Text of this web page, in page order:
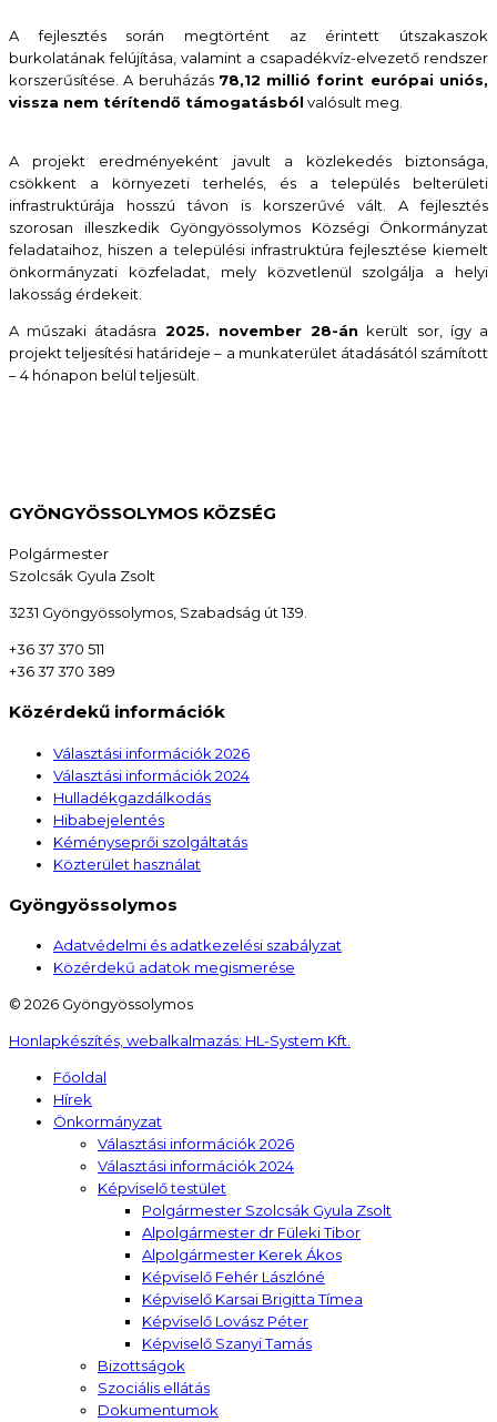
A fejlesztés során megtörtént az érintett útszakaszok
burkolatának felújítása, valamint a csapadékvíz-elvezető rendszer
korszerűsítése. A beruházás 78,12 millió forint európai uniós,
vissza nem térítendő támogatásból valósult meg.
A projekt eredményeként javult a közlekedés biztonsága,
csökkent a környezeti terhelés, és a település belterületi
infrastruktúrája hosszú távon is korszerűvé vált. A fejlesztés
szorosan illeszkedik Gyöngyössolymos Községi Önkormányzat
feladataihoz, hiszen a települési infrastruktúra fejlesztése kiemelt
önkormányzati közfeladat, mely közvetlenül szolgálja a helyi
lakosság érdekeit.
A műszaki átadásra 2025. november 28-án került sor, így a
projekt teljesítési határideje – a munkaterület átadásától számított
– 4 hónapon belül teljesült.
GYÖNGYÖSSOLYMOS KÖZSÉG
Polgármester
Szolcsák Gyula Zsolt
3231 Gyöngyössolymos, Szabadság út 139.
+36 37 370 511
+36 37 370 389
Közérdekű információk
Választási információk 2026
Választási információk 2024
Hulladékgazdálkodás
Hibabejelentés
Kéményseprői szolgáltatás
Közterület használat
Gyöngyössolymos
Adatvédelmi és adatkezelési szabályzat
Közérdekű adatok megismerése
© 2026 Gyöngyössolymos
Honlapkészítés, webalkalmazás: HL-System Kft.
Főoldal
Hírek
Önkormányzat
Választási információk 2026
Választási információk 2024
Képviselő testület
Polgármester Szolcsák Gyula Zsolt
Alpolgármester dr Füleki Tibor
Alpolgármester Kerek Ákos
Képviselő Fehér Lászlóné
Képviselő Karsai Brigitta Tímea
Képviselő Lovász Péter
Képviselő Szanyi Tamás
Bizottságok
Szociális ellátás
Dokumentumok